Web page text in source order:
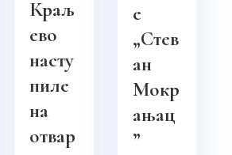
Краљ
ево
насту
пиле
на
отвар
е
„Стев
ан
Мокр
ањац
”